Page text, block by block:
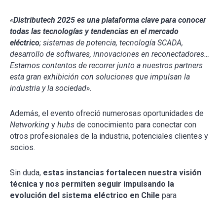
«Distributech 2025 es una plataforma clave para conocer
todas las tecnologías y tendencias en el mercado
eléctrico; sistemas de potencia, tecnología SCADA,
desarrollo de softwares, innovaciones en reconectadores…
Estamos contentos de recorrer junto a nuestros partners
esta gran exhibición con soluciones que impulsan la
industria y la sociedad».
Además, el evento ofreció numerosas oportunidades de
Networking y hubs de conocimiento para conectar con
otros profesionales de la industria, potenciales clientes y
socios.
Sin duda, estas instancias fortalecen nuestra visión
técnica y nos permiten seguir impulsando la
evolución del sistema eléctrico en Chile para